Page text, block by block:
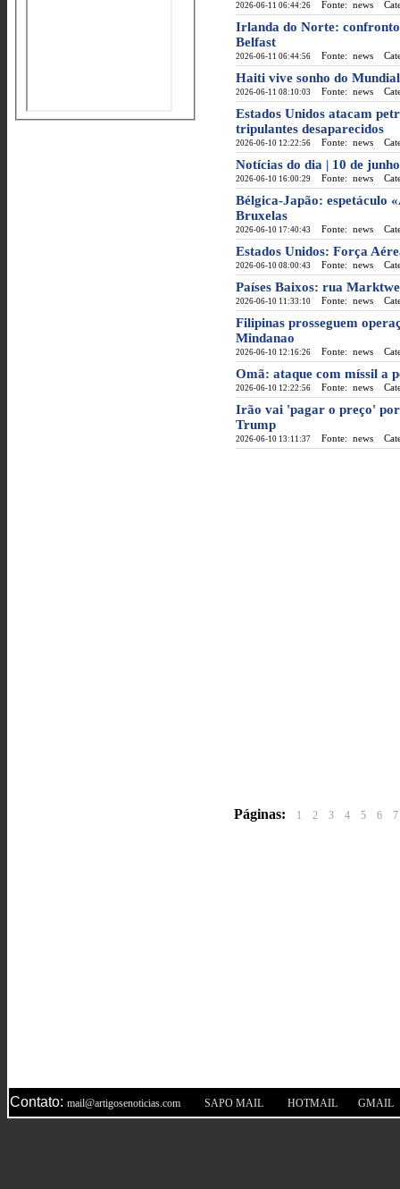
2026-06-11 06:44:26 Fonte: news
Irlanda do Norte:
Belfast
2026-06-11 06:44:56 Fonte: news
Haiti vive sonho do
2026-06-11 08:10:03 Fonte: news
Estados Unidos atacam
tripulantes desaparecidos
2026-06-10 12:22:56 Fonte: news
Notícias do dia | 10 de
2026-06-10 16:00:29 Fonte: news
Bélgica-Japão: espetáculo
Bruxelas
2026-06-10 17:40:43 Fonte: news
Estados Unidos: Força
2026-06-10 08:00:43 Fonte: news
Países Baixos: rua
2026-06-10 11:33:10 Fonte: news
Filipinas prosseguem
Mindanao
2026-06-10 12:16:26 Fonte: news
Omã: ataque com míssil a
2026-06-10 12:22:56 Fonte: news
Irão vai 'pagar o preço' por
Trump
2026-06-10 13:11:37 Fonte: news
Páginas: 1 2 3 4 5 6 7
Contato: mail@artigosenoticias.com SAPO MAIL HOTMAIL GMAIL